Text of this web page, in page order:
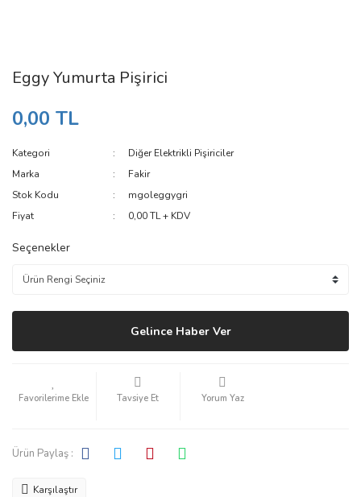
Eggy Yumurta Pişirici
0,00 TL
Kategori
Diğer Elektrikli Pişiriciler
Marka
Fakir
Stok Kodu
mgoleggygri
Fiyat
0,00 TL + KDV
Seçenekler
Gelince Haber Ver
Tavsiye Et Yorum Yaz
Ürün Paylaş :
Karşılaştır